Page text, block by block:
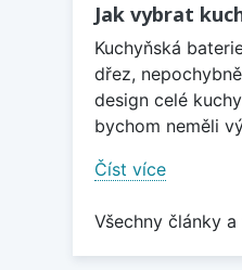
Jak vybrat
Kuchyňská
dřez,
design celé
bychom neměli
Číst více
Všechny články